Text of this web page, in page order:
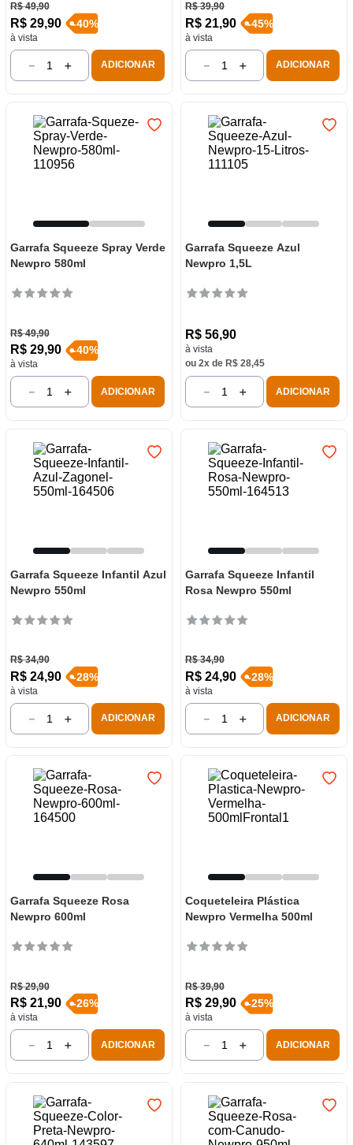
R$ 49,90
R$ 29,90
à vista
-40%
＋
－ ADICIONAR
R$ 39,90
R$ 21,90
à vista
-45%
＋
－ ADICIONAR
Garrafa Squeeze Spray Verde
Newpro 580ml
R$ 49,90
R$ 29,90
à vista
-40%
＋
－ ADICIONAR
Garrafa Squeeze Azul
Newpro 1,5L
R$ 56,90
à vista
ou 2x de R$ 28,45
＋
－ ADICIONAR
Garrafa Squeeze Infantil Azul
Newpro 550ml
R$ 34,90
R$ 24,90
à vista
-28%
＋
－ ADICIONAR
Garrafa Squeeze Infantil
Rosa Newpro 550ml
R$ 34,90
R$ 24,90
à vista
-28%
＋
－ ADICIONAR
Garrafa Squeeze Rosa
Newpro 600ml
R$ 29,90
R$ 21,90
à vista
-26%
＋
－ ADICIONAR
Coqueteleira Plástica
Newpro Vermelha 500ml
R$ 39,90
R$ 29,90
à vista
-25%
＋
－ ADICIONAR